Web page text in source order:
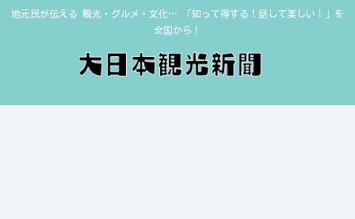
地元民が伝える 観光・グルメ・文化… 「知って得する！話して楽しい！」を
全国から！